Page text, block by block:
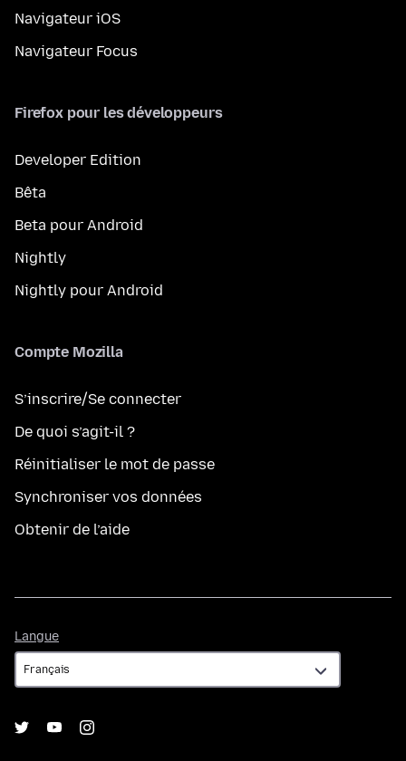
Navigateur iOS
Navigateur Focus
Firefox pour les développeurs
Developer Edition
Bêta
Beta pour Android
Nightly
Nightly pour Android
Compte Mozilla
S’inscrire/Se connecter
De quoi s’agit-il ?
Réinitialiser le mot de passe
Synchroniser vos données
Obtenir de l’aide
Langue